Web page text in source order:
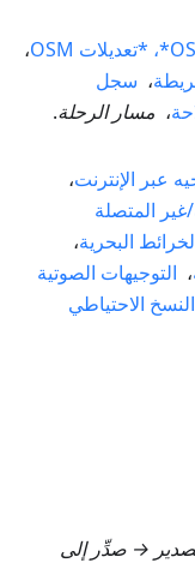
،
، سجل
، مسار الرحلة.
عبر الإنترنت،
المتصلة
البحرية،
، التوجيهات الصوتية
النسخ الاحتياطي
→ صدِّر إلى